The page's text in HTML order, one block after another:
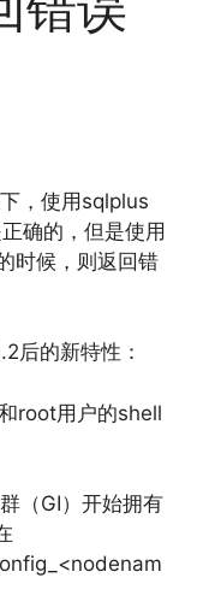
，使用sqlplus
确的，但是使用
时候，则返回错
后的新特性：
root用户的shell
（GI）开始拥有